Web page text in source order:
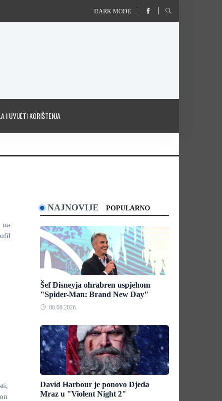
DARK MODE
I UVIJETI KORIŠTENJA
na
NAJNOVIJE POPULARNO
Šef Disneyja ohrabren uspjehom
"Spider-Man: Brand New Day"
06.08.2026.
David Harbour je ponovo Djeda
Mraz u "Violent Night 2"